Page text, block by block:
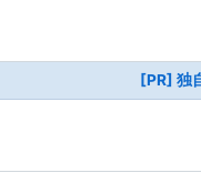
[PR] 独